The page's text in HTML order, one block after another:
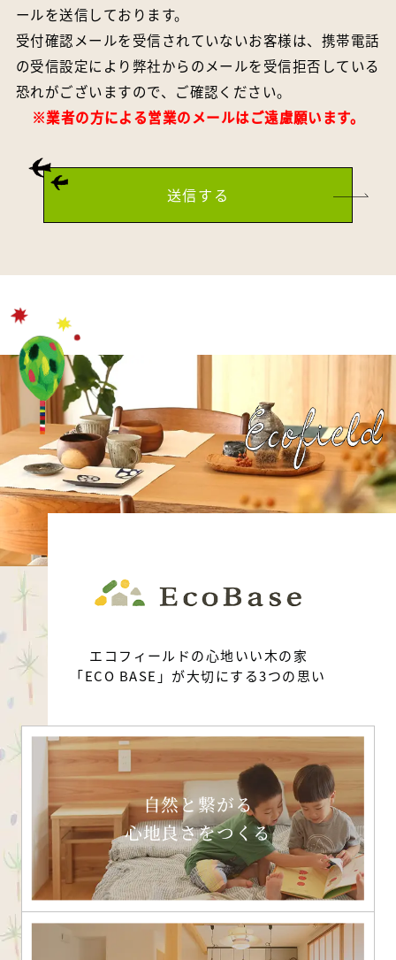
ールを送信しております。
受付確認メールを受信されていないお客様は、携帯電話
の受信設定により弊社からのメールを受信拒否している
恐れがございますので、ご確認ください。
※業者の方による営業のメールはご遠慮願います。
エコフィールドの心地いい木の家
「ECO BASE」が大切にする3つの思い
自然と繋がる
心地良さをつくる